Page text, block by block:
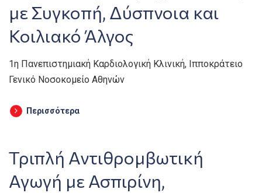
με Συγκοπή, Δύσπνοια και
Κοιλιακό Άλγος
1η Πανεπιστημιακή Καρδιολογική Κλινική, Ιπποκράτειο
Γενικό Νοσοκομείο Αθηνών
Περισσότερα
Τριπλή Αντιθρομβωτική
Αγωγή με Ασπιρίνη,